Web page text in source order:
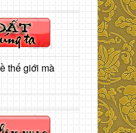
thế giới mà